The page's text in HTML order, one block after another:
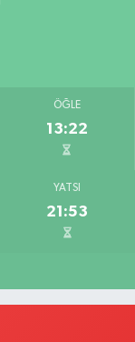
ÖĞLE
13:22
YATSI
21:53